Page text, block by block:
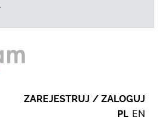
ZAREJESTRUJ / ZALOGUJ
PL EN